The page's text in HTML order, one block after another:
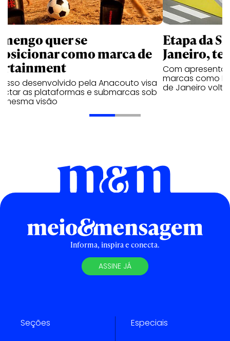
quer se
como marca de
desenvolvido pela Anacouto visa
as plataformas e submarcas sob
mesma visão
Etapa da
Janeiro,
Com
marcas como
de Janeiro
Informa, inspira e conecta.
ASSINE JÁ
Seções Especiais